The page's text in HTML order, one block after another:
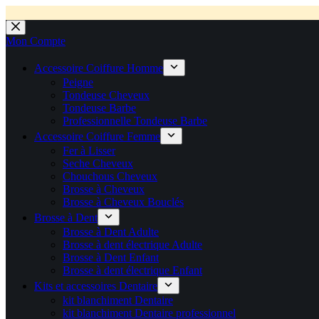
Passer
au
Mon Compte
Accessoire Coiffure Homme
Peigne
Tondeuse Cheveux
Tondeuse Barbe
Professionnelle Tondeuse Barbe
Accessoire Coiffure Femme
Fer à Lisser
Seche Cheveux
Chouchous Cheveux
Brosse à Cheveux
Brosse à Cheveux Bouclés
Brosse à Dent
Brosse à Dent Adulte
Brosse à dent électrique Adulte
Brosse à Dent Enfant
Brosse à dent électrique Enfant
Kits et accessoires Dentaire
kit blanchiment Dentaire
kit blanchiment Dentaire professionnel